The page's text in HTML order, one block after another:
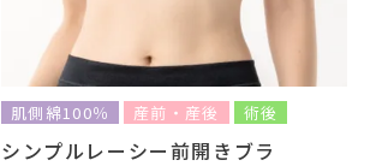
肌側綿100％ 産前・産後 術後
シンプルレーシー前開きブラ